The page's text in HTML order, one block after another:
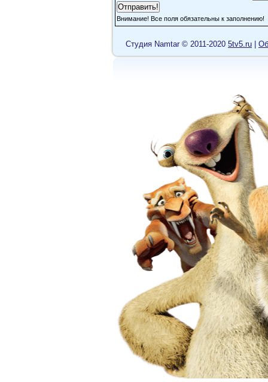
обратят внимание
да и политики всё
население им
довольно таки не
все пойму про что он.
yurchik
Сам сюжет очень
Хотя, если
высокой
В общем
Kritikan VGIK
Удивительная по
привлечением
всего мира
Блэра. Основываясь
развязали войну в
(которые, если
одна «американская
пресса вовсю
Внимание! Все поля обязательны к заполнению!
Cтудия Namtar © 2011-2020 5tv5.ru